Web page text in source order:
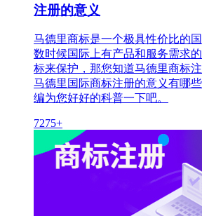
注册的意义
马德里商标是一个极具性价比的
数时候国际上有产品和服务需求
标来保护，那您知道马德里商标
马德里国际商标注册的意义有哪
编为您好好的科普一下吧。
7275+